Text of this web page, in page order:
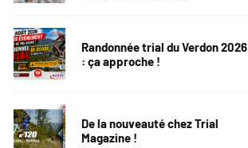
Randonnée trial du Verdon 2026
: ça approche !
De la nouveauté chez Trial
Magazine !